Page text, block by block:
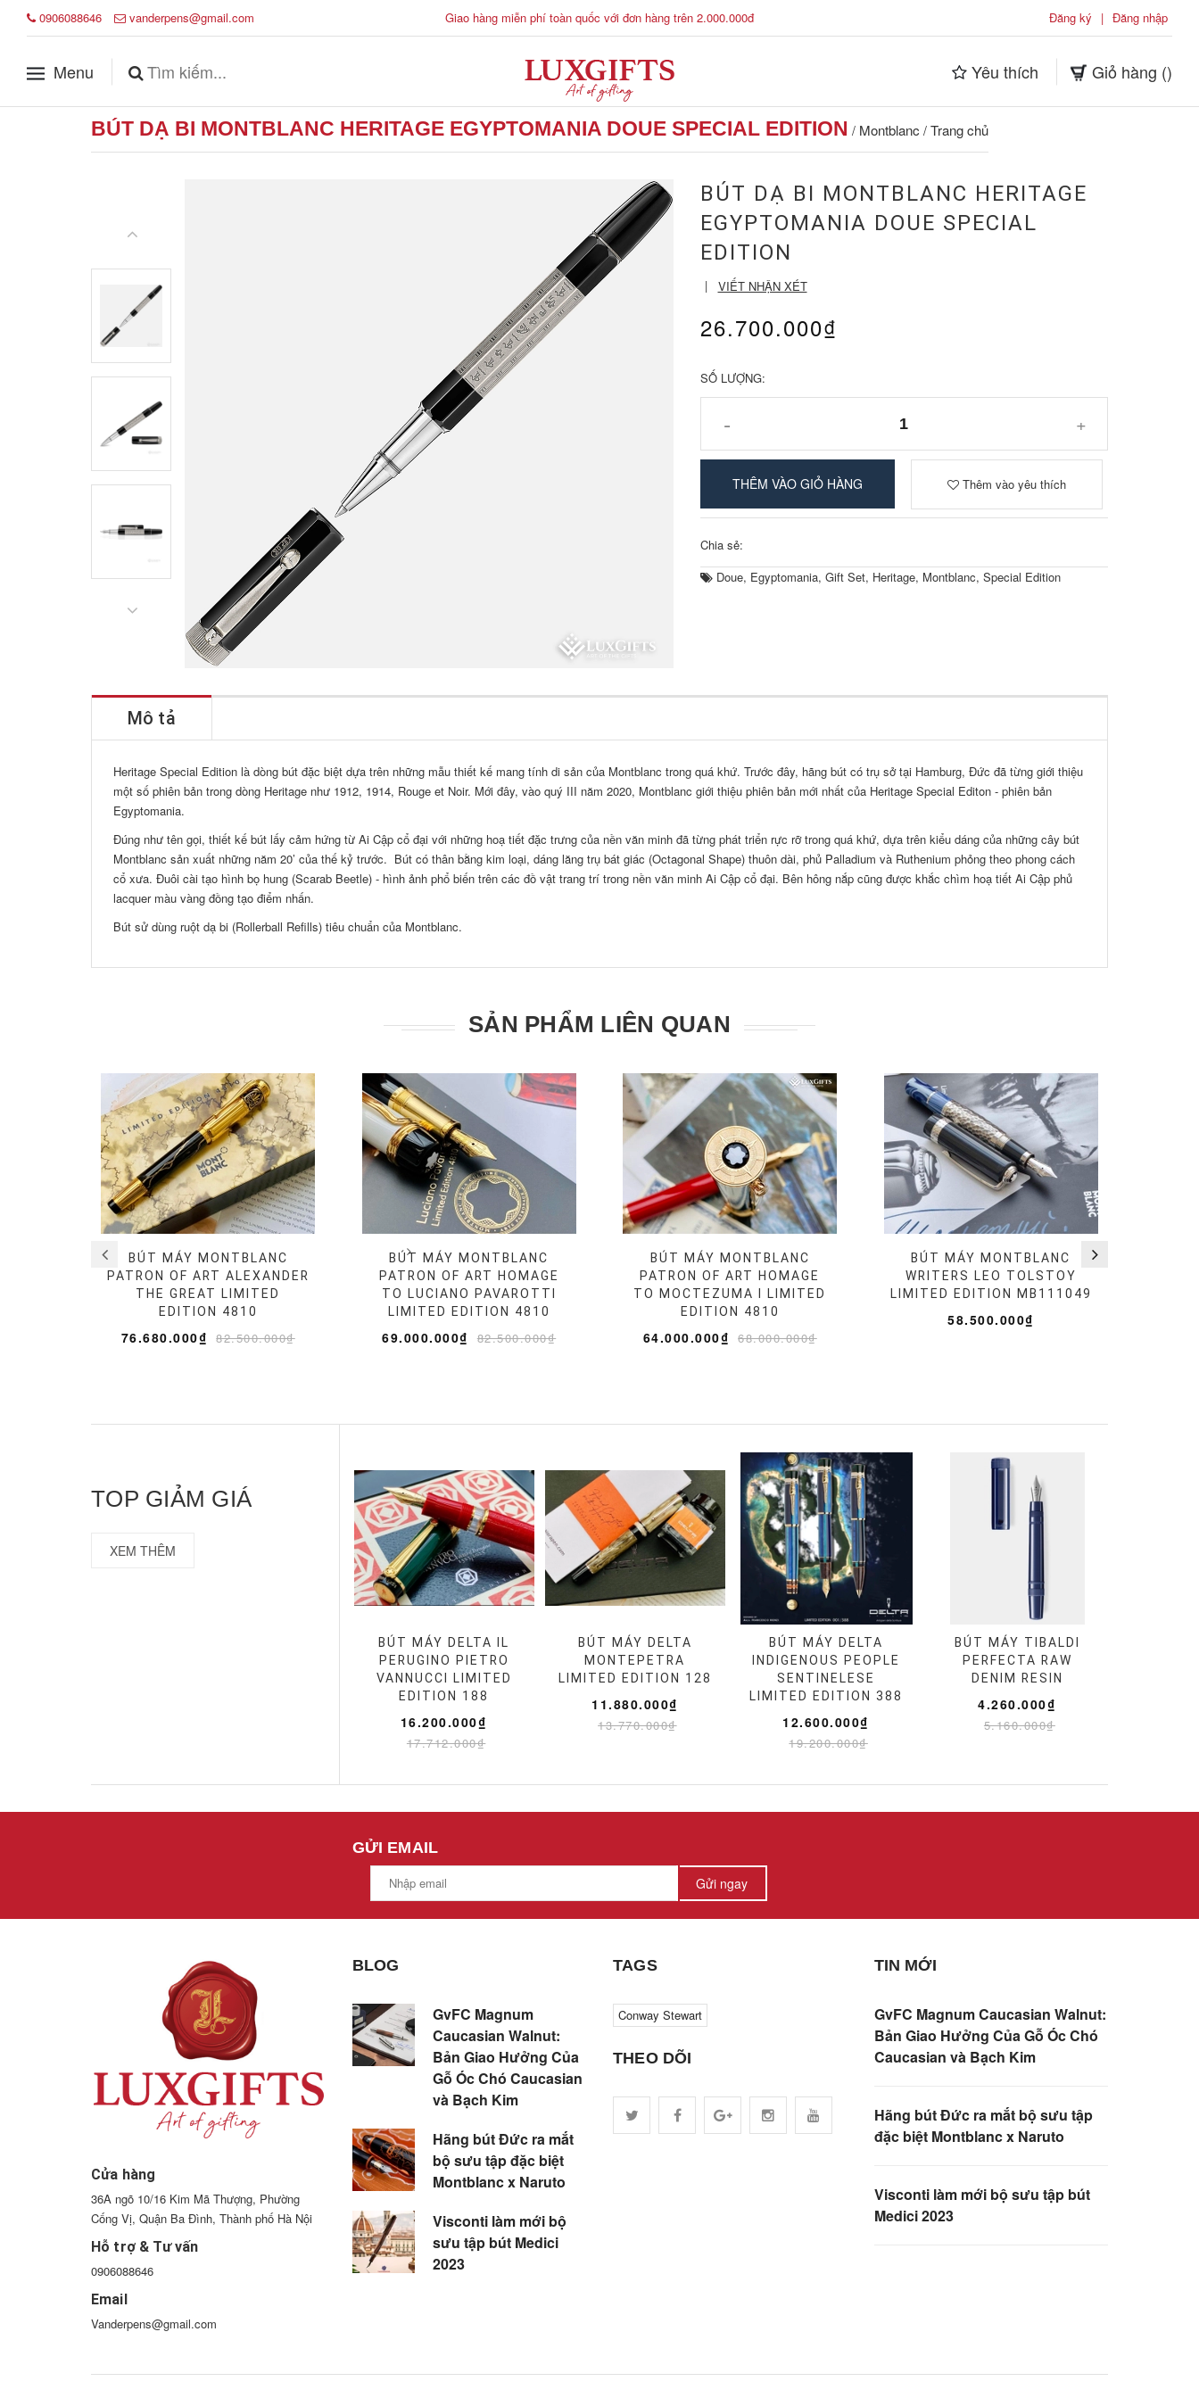
0906088646 vanderpens@gmail.com Giao hàng miễn phí toàn quốc với đơn hàng trên 2.000.000đ Đăng ký | Đăng nhập
Menu Yêu thích Giỏ hàng ()
BÚT DẠ BI MONTBLANC HERITAGE EGYPTOMANIA DOUE SPECIAL EDITION / Montblanc / Trang chủ
BÚT DẠ BI MONTBLANC HERITAGE
EGYPTOMANIA DOUE SPECIAL
EDITION
| VIẾT NHẬN XÉT
26.700.000₫
SỐ LƯỢNG:
- +
THÊM VÀO GIỎ HÀNG Thêm vào yêu thích
Chia sẻ:
Doue, Egyptomania, Gift Set, Heritage, Montblanc, Special Edition
Mô tả
Heritage Special Edition là dòng bút đặc biệt dựa trên những mẫu thiết kế mang tính di sản của Montblanc trong quá khứ. Trước đây, hãng bút có trụ sở tại Hamburg, Đức đã từng giới thiệu
một số phiên bản trong dòng Heritage như 1912, 1914, Rouge et Noir. Mới đây, vào quý III năm 2020, Montblanc giới thiệu phiên bản mới nhất của Heritage Special Editon - phiên bản
Egyptomania.
Đúng như tên gọi, thiết kế bút lấy cảm hứng từ Ai Cập cổ đại với những hoạ tiết đặc trưng của nền văn minh đã từng phát triển rực rỡ trong quá khứ, dựa trên kiểu dáng của những cây bút
Montblanc sản xuất những năm 20’ của thế kỷ trước. Bút có thân bằng kim loại, dáng lăng trụ bát giác (Octagonal Shape) thuôn dài, phủ Palladium và Ruthenium phỏng theo phong cách
cổ xưa. Đuôi cài tạo hình bọ hung (Scarab Beetle) - hình ảnh phổ biến trên các đồ vật trang trí trong nền văn minh Ai Cập cổ đại. Bên hông nắp cũng được khắc chìm hoạ tiết Ai Cập phủ
lacquer màu vàng đồng tạo điểm nhấn.
Bút sử dùng ruột dạ bi (Rollerball Refills) tiêu chuẩn của Montblanc.
SẢN PHẨM LIÊN QUAN
BÚT MÁY MONTBLANC
PATRON OF ART ALEXANDER
THE GREAT LIMITED
EDITION 4810
76.680.000₫ 82.500.000₫
BÚT MÁY MONTBLANC
PATRON OF ART HOMAGE
TO LUCIANO PAVAROTTI
LIMITED EDITION 4810
69.000.000₫ 82.500.000₫
BÚT MÁY MONTBLANC
PATRON OF ART HOMAGE
TO MOCTEZUMA I LIMITED
EDITION 4810
64.000.000₫ 68.000.000₫
BÚT MÁY MONTBLANC
WRITERS LEO TOLSTOY
LIMITED EDITION MB111049
58.500.000₫
TOP GIẢM GIÁ
XEM THÊM
BÚT MÁY DELTA IL
PERUGINO PIETRO
VANNUCCI LIMITED
EDITION 188
16.200.000₫
17.712.000₫
BÚT MÁY DELTA
MONTEPETRA
LIMITED EDITION 128
11.880.000₫
13.770.000₫
BÚT MÁY DELTA
INDIGENOUS PEOPLE
SENTINELESE
LIMITED EDITION 388
12.600.000₫
19.200.000₫
BÚT MÁY TIBALDI
PERFECTA RAW
DENIM RESIN
4.260.000₫
5.160.000₫
GỬI EMAIL
Gửi ngay
Cửa hàng
36A ngõ 10/16 Kim Mã Thượng, Phường
Cống Vị, Quận Ba Đình, Thành phố Hà Nội
Hỗ trợ & Tư vấn
0906088646
Email
Vanderpens@gmail.com
BLOG
GvFC Magnum
Caucasian Walnut:
Bản Giao Hưởng Của
Gỗ Óc Chó Caucasian
và Bạch Kim
Hãng bút Đức ra mắt
bộ sưu tập đặc biệt
Montblanc x Naruto
Visconti làm mới bộ
sưu tập bút Medici
2023
TAGS
Conway Stewart
THEO DÕI
TIN MỚI
GvFC Magnum Caucasian Walnut:
Bản Giao Hưởng Của Gỗ Óc Chó
Caucasian và Bạch Kim
Hãng bút Đức ra mắt bộ sưu tập
đặc biệt Montblanc x Naruto
Visconti làm mới bộ sưu tập bút
Medici 2023